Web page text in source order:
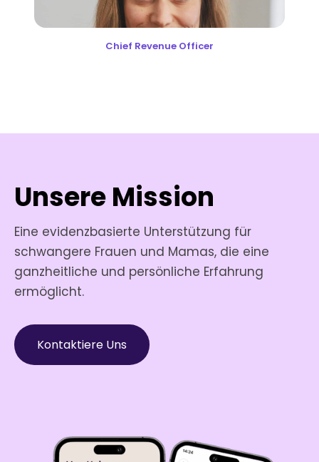
Chief Revenue Officer
Unsere Mission
Eine evidenzbasierte Unterstützung für
schwangere Frauen und Mamas, die eine
ganzheitliche und persönliche Erfahrung
ermöglicht.
Kontaktiere Uns